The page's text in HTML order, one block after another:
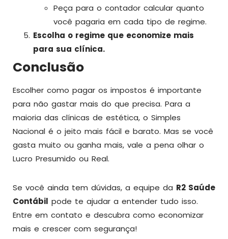
Peça para o contador calcular quanto
você pagaria em cada tipo de regime.
Escolha o regime que economize mais
para sua clínica.
Conclusão
Escolher como pagar os impostos é importante
para não gastar mais do que precisa. Para a
maioria das clínicas de estética, o Simples
Nacional é o jeito mais fácil e barato. Mas se você
gasta muito ou ganha mais, vale a pena olhar o
Lucro Presumido ou Real.
Se você ainda tem dúvidas, a equipe da R2 Saúde
Contábil pode te ajudar a entender tudo isso.
Entre em contato e descubra como economizar
mais e crescer com segurança!